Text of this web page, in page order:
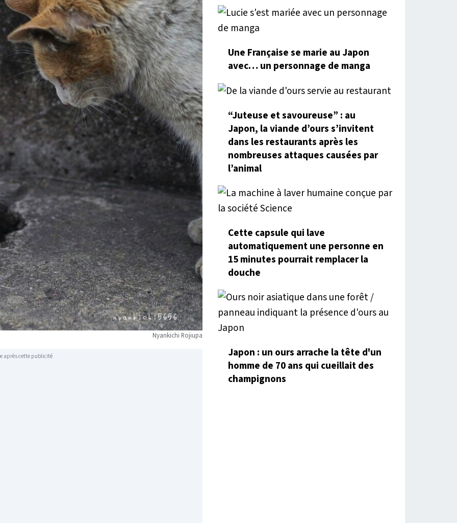
Nyankichi Rojiupa
après cette publicité
Une Française se marie au Japon
avec… un personnage de manga
“Juteuse et savoureuse” : au
Japon, la viande d’ours s’invitent
dans les restaurants après les
nombreuses attaques causées par
l’animal
Cette capsule qui lave
automatiquement une personne en
15 minutes pourrait remplacer la
douche
Japon : un ours arrache la tête d'un
homme de 70 ans qui cueillait des
champignons